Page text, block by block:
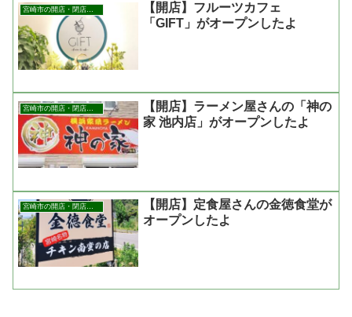
宮崎市の開店・閉店まとめ
【開店】フルーツカフェ
「GIFT」がオープンしたよ
【開店】ラーメン屋さんの「神の
家 池内店」がオープンしたよ
【開店】定食屋さんの金徳食堂が
オープンしたよ